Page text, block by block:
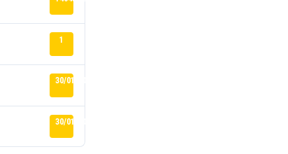
1
30/01/2026
30/01/2026